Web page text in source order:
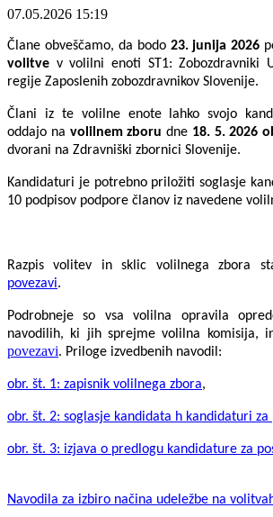
07.05.2026 15:19
Člane obveščamo, da bodo 23. junija 2026
volitve v volilni enoti ST1: Zobozdravniki
regije Zaposlenih zobozdravnikov Slovenije.
Člani iz te volilne enote lahko svojo
oddajo na volilnem zboru dne 18. 5. 2026
dvorani na Zdravniški zbornici Slovenije.
Kandidaturi je potrebno priložiti soglasje
10 podpisov podpore članov iz navedene
Razpis volitev in sklic volilnega zbora
povezavi.
Podrobneje so vsa volilna opravila
navodilih, ki jih sprejme volilna komisija,
povezavi. Priloge izvedbenih navodil:
obr. št. 1: zapisnik volilnega zbora,
obr. št. 2: soglasje kandidata h kandidaturi za
obr. št. 3: izjava o predlogu kandidature za
Navodila za izbiro načina udeležbe na